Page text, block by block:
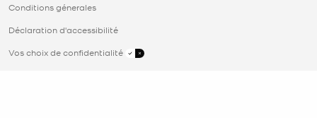
Conditions génerales
Déclaration d'accessibilité
Vos choix de confidentialité